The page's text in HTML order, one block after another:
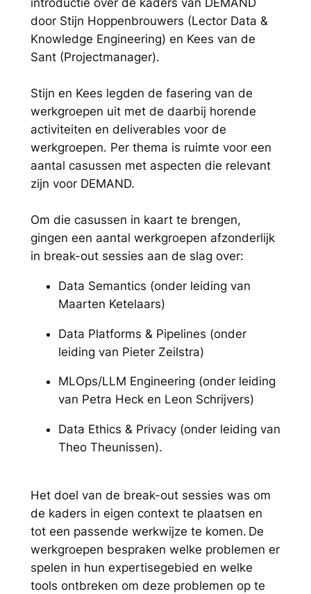
introductie over de kaders van DEMAND
door Stijn Hoppenbrouwers (Lector Data &
Knowledge Engineering) en Kees van de
Sant (Projectmanager).
Stijn en Kees legden de fasering van de
werkgroepen uit met de daarbij horende
activiteiten en deliverables voor de
werkgroepen. Per thema is ruimte voor een
aantal casussen met aspecten die relevant
zijn voor DEMAND.
Om die casussen in kaart te brengen,
gingen een aantal werkgroepen afzonderlijk
in break-out sessies aan de slag over:
Data Semantics (onder leiding van
Maarten Ketelaars)
Data Platforms & Pipelines (onder
leiding van Pieter Zeilstra)
MLOps/LLM Engineering (onder leiding
van Petra Heck en Leon Schrijvers)
Data Ethics & Privacy (onder leiding van
Theo Theunissen).
Het doel van de break-out sessies was om
de kaders in eigen context te plaatsen en
tot een passende werkwijze te komen. De
werkgroepen bespraken welke problemen er
spelen in hun expertisegebied en welke
tools ontbreken om deze problemen op te